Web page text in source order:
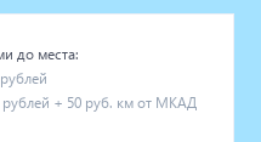
до места:
+ 50 руб. км от МКАД